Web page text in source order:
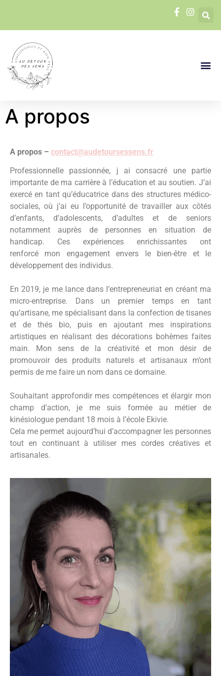
A propos
A propos – contact@audetoursessens.fr
Professionnelle passionnée, j ai consacré une partie
importante de ma carrière à l’éducation et au soutien. J’ai
exercé en tant qu’éducatrice dans des structures médico-
sociales, où j’ai eu l’opportunité de travailler aux côtés
d’enfants, d’adolescents, d’adultes et de seniors
notamment auprès de personnes en situation de
handicap. Ces expériences enrichissantes ont
renforcé mon engagement envers le bien-être et le
développement des individus.
En 2019, je me lance dans l’entrepreneuriat en créant ma
micro-entreprise. Dans un premier temps en tant
qu’artisane, me spécialisant dans la confection de tisanes
et de thés bio, puis en ajoutant mes inspirations
artistiques en réalisant des décorations bohèmes faites
main. Mon sens de la créativité et mon désir de
promouvoir des produits naturels et artisanaux m’ont
permis de me faire un nom dans ce domaine.
Souhaitant approfondir mes compétences et élargir mon
champ d’action, je me suis formée au métier de
kinésiologue pendant 18 mois à l’école Ekivie.
Cela me permet aujourd’hui d’accompagner les personnes
tout en continuant à utiliser mes cordes créatives et
artisanales.